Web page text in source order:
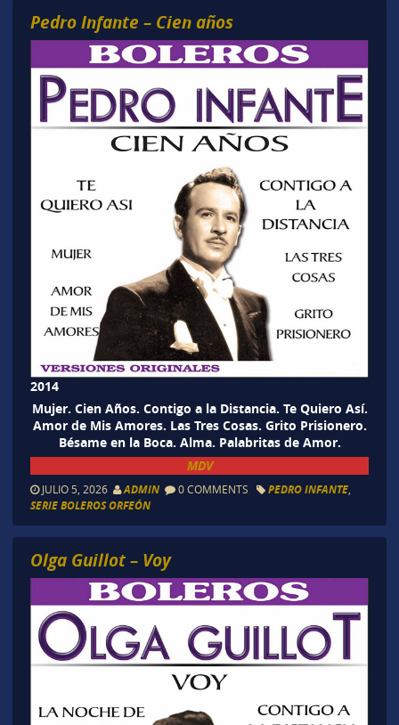
Pedro Infante – Cien años
2014
Mujer. Cien Años. Contigo a la Distancia. Te Quiero Así.
Amor de Mis Amores. Las Tres Cosas. Grito Prisionero.
Bésame en la Boca. Alma. Palabritas de Amor.
MDV
JULIO 5, 2026 ADMIN 0 COMMENTS PEDRO INFANTE,
SERIE BOLEROS ORFEÓN
Olga Guillot – Voy